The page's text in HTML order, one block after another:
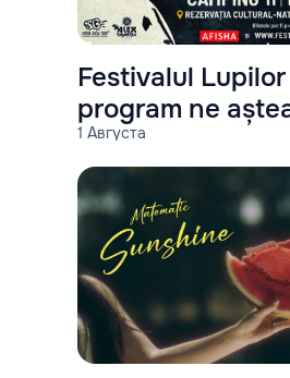
1 Августа
Festivalul
program ne
an?